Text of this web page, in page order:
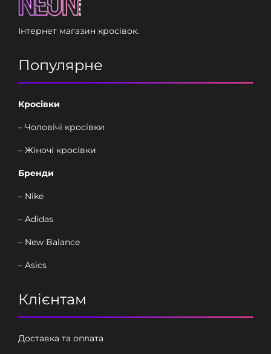
Інтернет магазин кросівок.
Популярне
Кросівки
– Чоловічі кросівки
– Жіночі кросівки
Бренди
– Nike
– Adidas
– New Balance
– Asics
Клієнтам
Доставка та оплата